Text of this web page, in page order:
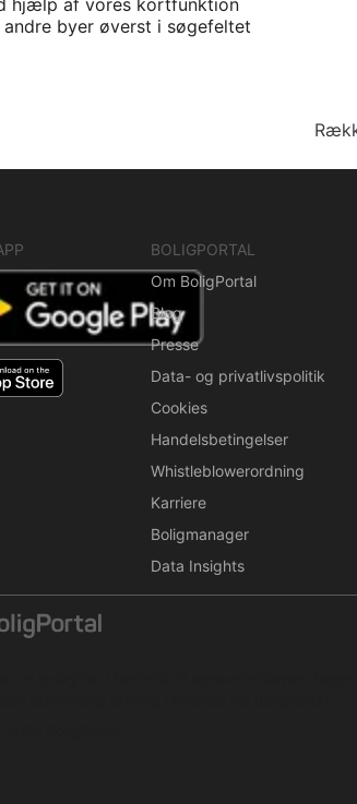
hjælp af vores kortfunktion
byer øverst i søgefeltet
BOLIGPORTAL
Om BoligPortal
Blog
Presse
Data- og privatlivspolitik
Cookies
Handelsbetingelser
Whistleblowerordning
Karriere
Boligmanager
Data Insights